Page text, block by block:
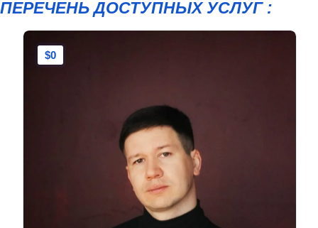
ПЕРЕЧЕНЬ ДОСТУПНЫХ УСЛУГ :
$0